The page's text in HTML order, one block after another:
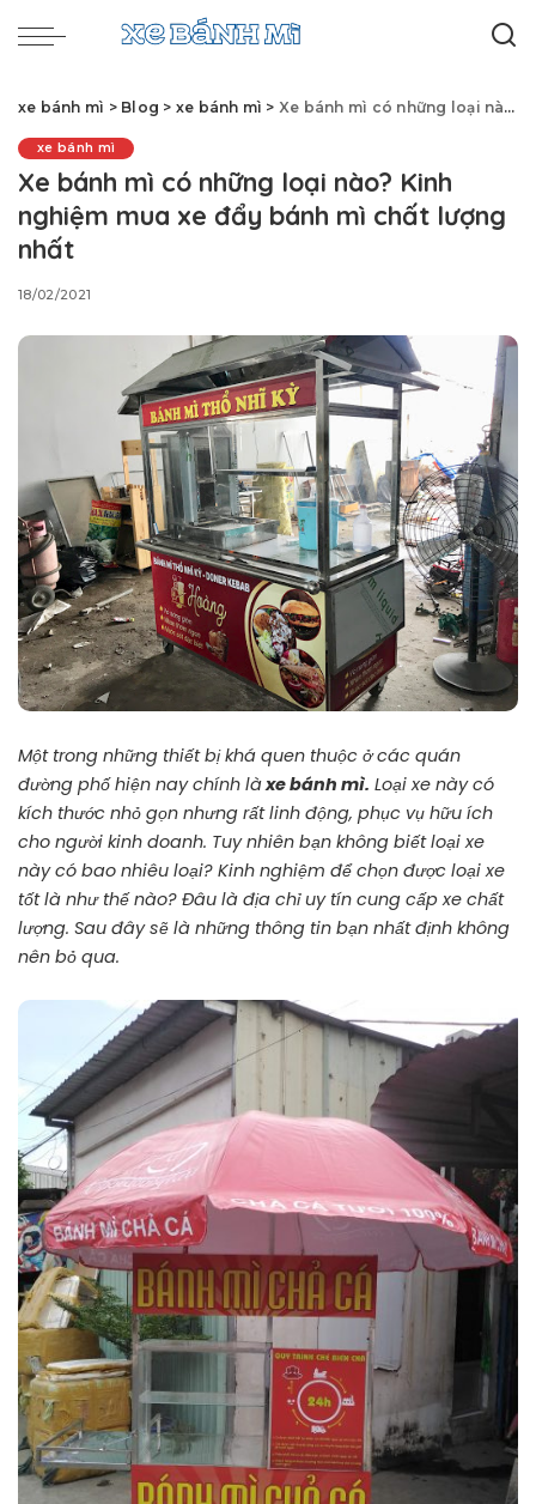
xe bánh mì > Blog > xe bánh mì > Xe bánh mì có những loại nào? Kinh nghiệm mua xe đẩy bánh mì chất lượng nhất
xe bánh mì
Xe bánh mì có những loại nào? Kinh
nghiệm mua xe đẩy bánh mì chất lượng
nhất
18/02/2021
Một trong những thiết bị khá quen thuộc ở các quán
đường phố hiện nay chính làxe bánh mì. Loại xe này có
kích thước nhỏ gọn nhưng rất linh động, phục vụ hữu ích
cho người kinh doanh. Tuy nhiên bạn không biết loại xe
này có bao nhiêu loại? Kinh nghiệm để chọn được loại xe
tốt là như thế nào? Đâu là địa chỉ uy tín cung cấp xe chất
lượng. Sau đây sẽ là những thông tin bạn nhất định không
nên bỏ qua.